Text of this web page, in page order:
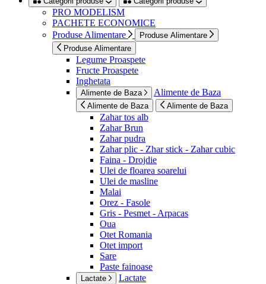
PRO MODELISM
PACHETE ECONOMICE
Produse Alimentare
Produse Alimentare
Produse Alimentare
Legume Proaspete
Fructe Proaspete
Inghetata
Alimente de Baza Alimente de Baza
Alimente de Baza Alimente de Baza
Zahar tos alb
Zahar Brun
Zahar pudra
Zahar plic - Zhar stick - Zahar cubic
Faina - Drojdie
Ulei de floarea soarelui
Ulei de masline
Malai
Orez - Fasole
Gris - Pesmet - Arpacas
Oua
Otet Romania
Otet import
Sare
Paste fainoase
Lactate Lactate